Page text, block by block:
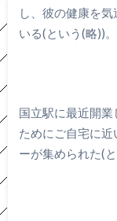
し、彼の健康を
いる(という(略))。
国立駅に最近開
ためにご自宅に
ーが集められた(と